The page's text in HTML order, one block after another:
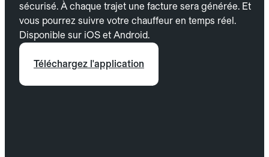
sécurisé. À chaque trajet une facture sera générée. Et
vous pourrez suivre votre chauffeur en temps réel.
Disponible sur iOS et Android.
Téléchargez l'application